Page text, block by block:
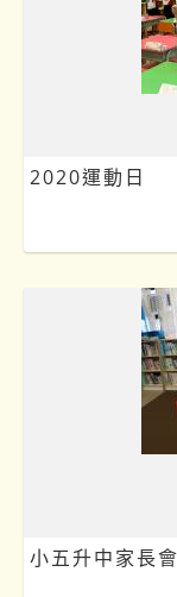
2020運動日
小五升中家長會